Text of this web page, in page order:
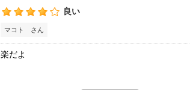
良い
マコト さん
楽だよ